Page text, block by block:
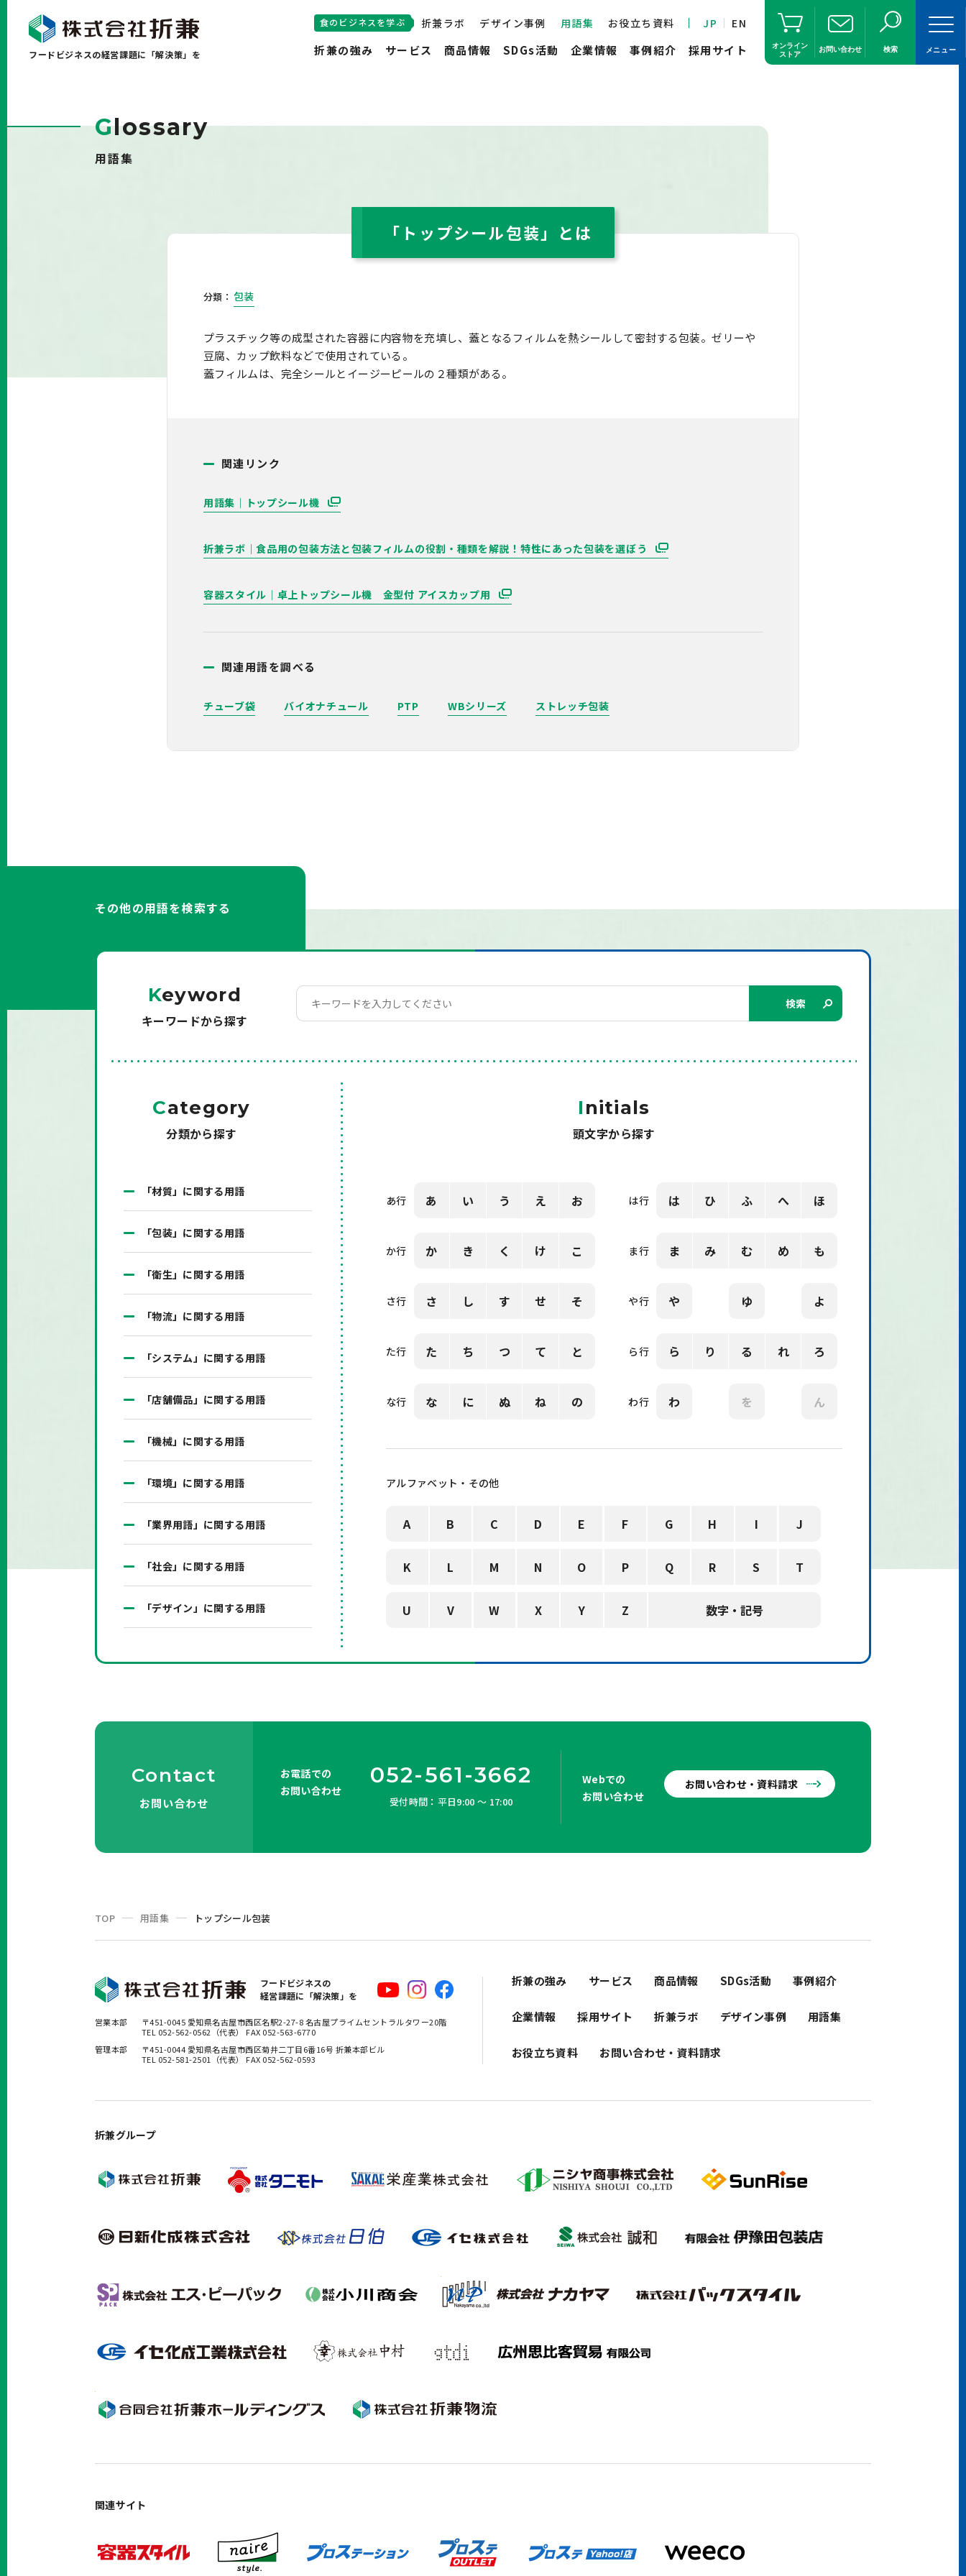
フードビジネスの経営課題に「解決策」を
食のビジネスを学ぶ 折兼ラボ デザイン事例 用語集 お役立ち資料 JP EN
折兼の強み サービス 商品情報 SDGs活動 企業情報 事例紹介 採用サイト
オンライン
ストア
お問い合わせ 検索 メニュー
Glossary
用語集
「トップシール包装」とは
分類： 包装
プラスチック等の成型された容器に内容物を充填し、蓋となるフィルムを熱シールして密封する包装。ゼリーや
豆腐、カップ飲料などで使用されている。
蓋フィルムは、完全シールとイージーピールの２種類がある。
関連リンク
用語集｜トップシール機
折兼ラボ｜食品用の包装方法と包装フィルムの役割・種類を解説！特性にあった包装を選ぼう
容器スタイル｜卓上トップシール機 金型付 アイスカップ用
関連用語を調べる
チューブ袋 バイオナチュール PTP WBシリーズ ストレッチ包装
その他の用語を検索する
Keyword
キーワードから探す
検索
Category
分類から探す
「材質」に関する用語
「包装」に関する用語
「衛生」に関する用語
「物流」に関する用語
「システム」に関する用語
「店舗備品」に関する用語
「機械」に関する用語
「環境」に関する用語
「業界用語」に関する用語
「社会」に関する用語
「デザイン」に関する用語
Initials
頭文字から探す
あ行 あ い う え お
か行 か き く け こ
さ行 さ し す せ そ
た行 た ち つ て と
な行 な に ぬ ね の
は行 は ひ ふ へ ほ
ま行 ま み む め も
や行 や ゆ よ
ら行 ら り る れ ろ
わ行 わ を ん
アルファベット・その他
A B C D E F G H I J
K L M N O P Q R S T
U V W X Y Z 数字・記号
Contact
お問い合わせ
お電話での
お問い合わせ
052-561-3662
受付時間：平日9:00 ～ 17:00
Webでの
お問い合わせ
お問い合わせ・資料請求
TOP 用語集 トップシール包装
フードビジネスの
経営課題に「解決策」を
営業本部
〒451-0045 愛知県名古屋市西区名駅2-27-8 名古屋プライムセントラルタワー20階
TEL 052-562-0562（代表） FAX 052-563-6770
管理本部
〒451-0044 愛知県名古屋市西区菊井二丁目6番16号 折兼本部ビル
TEL 052-581-2501（代表） FAX 052-562-0593
折兼の強み サービス 商品情報 SDGs活動 事例紹介
企業情報 採用サイト 折兼ラボ デザイン事例 用語集
お役立ち資料 お問い合わせ・資料請求
折兼グループ
関連サイト